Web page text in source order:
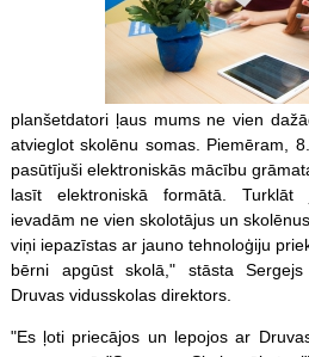
planšetdatori ļaus mums ne vien
atvieglot skolēnu somas. Piemēram,
pasūtījuši elektroniskās mācību
lasīt elektroniskā formātā. Turklāt
ievadām ne vien skolotājus un
viņi iepazīstas ar jauno tehnoloģiju
bērni apgūst skolā," stāsta
Druvas vidusskolas direktors.
"Es ļoti priecājos un lepojos ar